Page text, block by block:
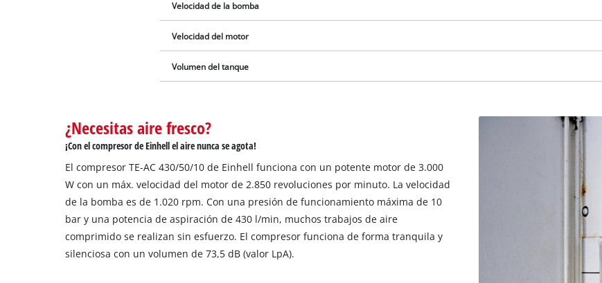
Management Platform
Velocidad de la bomba
Velocidad del motor
Volumen del tanque
¿Necesitas aire fresco?
¡Con el compresor de Einhell el aire nunca se agota!
El compresor TE-AC 430/50/10 de Einhell funciona con un potente motor de 3.000
W con un máx. velocidad del motor de 2.850 revoluciones por minuto. La velocidad
de la bomba es de 1.020 rpm. Con una presión de funcionamiento máxima de 10
bar y una potencia de aspiración de 430 l/min, muchos trabajos de aire
comprimido se realizan sin esfuerzo. El compresor funciona de forma tranquila y
silenciosa con un volumen de 73,5 dB (valor LpA).